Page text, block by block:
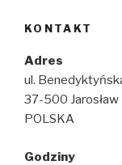
KONTAKT
Adres
ul.
37-500 Jarosław
POLSKA
Godziny